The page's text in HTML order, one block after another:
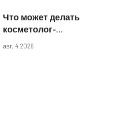
результаты
Что может делать
косметолог-
эстетист: полный
авг, 4 2026